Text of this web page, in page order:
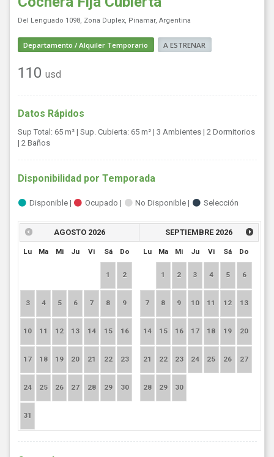
Del Lenguado 1098, Zona Duplex, Pinamar, Argentina
Departamento / Alquiler Temporario A ESTRENAR
110 usd
Datos Rápidos
Sup Total: 65 m² | Sup. Cubierta: 65 m² | 3 Ambientes | 2 Dormitorios
| 2 Baños
Disponibilidad por Temporada
Disponible| Ocupado | No Disponible | Selección
AGOSTO 2026
Lu Ma Mi Ju Vi Sá Do
1 2
3 4 5 6 7 8 9
10 11 12 13 14 15 16
17 18 19 20 21 22 23
24 25 26 27 28 29 30
31
SEPTIEMBRE 2026
Lu Ma Mi Ju Vi Sá Do
1 2 3 4 5 6
7 8 9 10 11 12 13
14 15 16 17 18 19 20
21 22 23 24 25 26 27
28 29 30